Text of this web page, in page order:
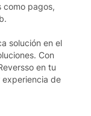
como pagos,
solución en el
Con
en tu
experiencia de